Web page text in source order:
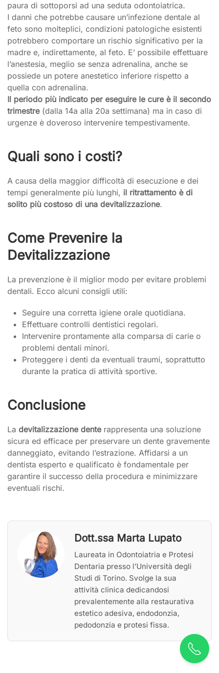
paura di sottoporsi ad una seduta odontoiatrica.
I danni che potrebbe causare un’infezione dentale al
feto sono molteplici, condizioni patologiche esistenti
potrebbero comportare un rischio significativo per la
madre e, indirettamente, al feto. E’ possibile effettuare
l’anestesia, meglio se senza adrenalina, anche se
possiede un potere anestetico inferiore rispetto a
quella con adrenalina.
Il periodo più indicato per eseguire le cure è il secondo
trimestre(dalla 14a alla 20a settimana) ma in caso di
urgenze è doveroso intervenire tempestivamente.
Quali sono i costi?
A causa della maggior difficoltà di esecuzione e dei
tempi generalmente più lunghi, il ritrattamento è di
solito più costoso di una devitalizzazione.
Come Prevenire la
Devitalizzazione
La prevenzione è il miglior modo per evitare problemi
dentali. Ecco alcuni consigli utili:
Seguire una corretta igiene orale quotidiana.
Effettuare controlli dentistici regolari.
Intervenire prontamente alla comparsa di carie o
problemi dentali minori.
Proteggere i denti da eventuali traumi, soprattutto
durante la pratica di attività sportive.
Conclusione
La devitalizzazione denterappresenta una soluzione
sicura ed efficace per preservare un dente gravemente
danneggiato, evitando l’estrazione. Affidarsi a un
dentista esperto e qualificato è fondamentale per
garantire il successo della procedura e minimizzare
eventuali rischi.
Dott.ssa Marta Lupato
Laureata in Odontoiatria e Protesi
Dentaria presso l’Università degli
Studi di Torino. Svolge la sua
attività clinica dedicandosi
prevalentemente alla restaurativa
estetico adesiva, endodonzia,
pedodonzia e protesi fissa.